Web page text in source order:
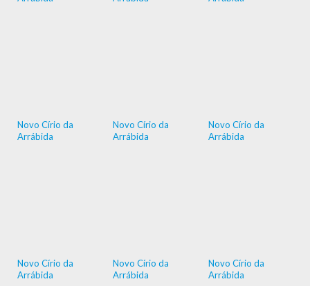
Novo Círio da
Arrábida
Novo Círio da
Arrábida
Novo Círio da
Arrábida
Novo Círio da
Arrábida
Novo Círio da
Arrábida
Novo Círio da
Arrábida